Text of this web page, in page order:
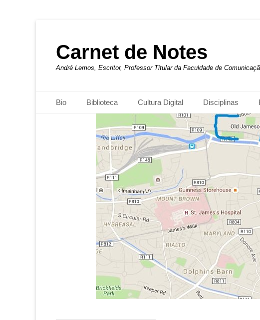
Carnet de Notes
André Lemos, Escritor, Professor Titular da Faculdade de
Menu principal
para
Bio Biblioteca Cultura Digital Disciplinas